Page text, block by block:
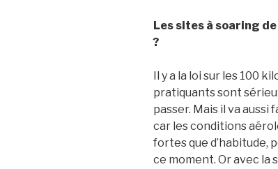
Les sites à soaring
?
Il y a la loi sur les 100
pratiquants sont
passer. Mais il va
car les conditions
fortes que d’habitude,
ce moment. Or avec